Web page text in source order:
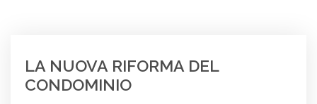
LA NUOVA RIFORMA DEL
CONDOMINIO